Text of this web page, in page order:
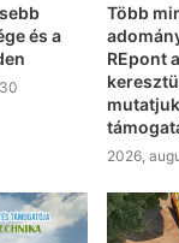
és a
Több
REpont
2026,